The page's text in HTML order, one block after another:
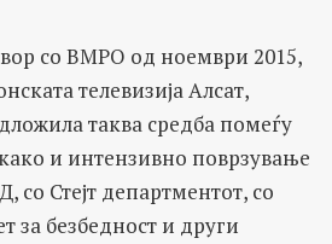
со ВМРО од ноември 2015,
телевизија Алсат,
таква средба помеѓу
и интензивно поврзување
со Стејт департментот, со
за безбедност и други